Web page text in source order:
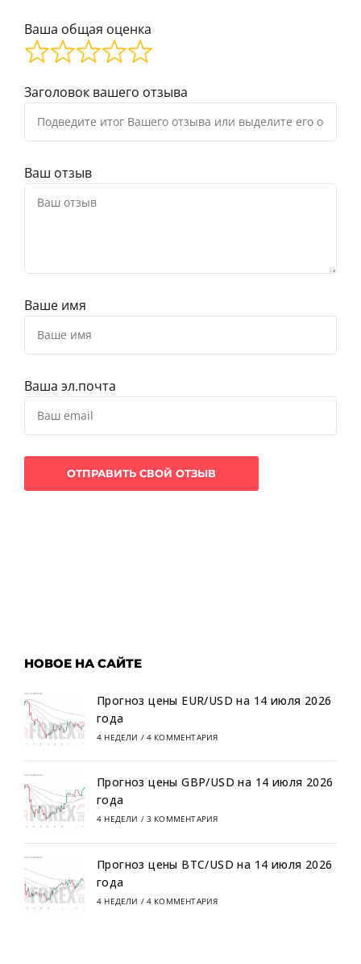
Ваша общая оценка
Заголовок вашего отзыва
Ваш отзыв
Ваше имя
Ваша эл.почта
НОВОЕ НА САЙТЕ
Прогноз цены EUR/USD на 14 июля 2026
года
4 НЕДЕЛИ / 4 КОММЕНТАРИЯ
Прогноз цены GBP/USD на 14 июля 2026
года
4 НЕДЕЛИ / 3 КОММЕНТАРИЯ
Прогноз цены BTC/USD на 14 июля 2026
года
4 НЕДЕЛИ / 4 КОММЕНТАРИЯ